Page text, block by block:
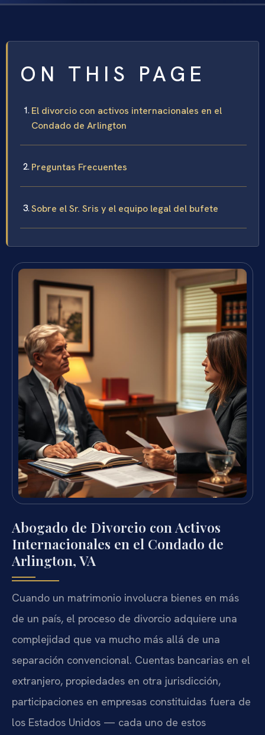
ON THIS PAGE
El divorcio con activos internacionales en el
Condado de Arlington
Preguntas Frecuentes
Sobre el Sr. Sris y el equipo legal del bufete
Abogado de Divorcio con Activos
Internacionales en el Condado de
Arlington, VA
Cuando un matrimonio involucra bienes en más
de un país, el proceso de divorcio adquiere una
complejidad que va mucho más allá de una
separación convencional. Cuentas bancarias en el
extranjero, propiedades en otra jurisdicción,
participaciones en empresas constituidas fuera de
los Estados Unidos — cada uno de estos